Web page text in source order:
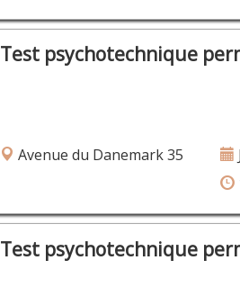
Test psychotechnique
Avenue du Danemark 35
Test psychotechnique